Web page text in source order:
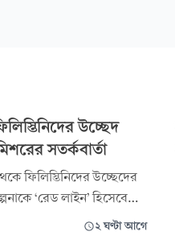
উচ্ছেদ
সতর্কবার্তা
ফিলিস্তিনিদের উচ্ছেদের
‘রেড লাইন’ হিসেবে
উদ্যোগ প্রতিহত করতে২ ঘণ্টা আগে